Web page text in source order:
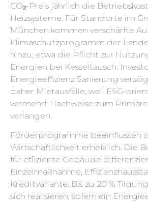
CO₂-Preis jährlich die
Heizsysteme. Für Standorte im
München kommen verschärfte
Klimaschutzprogramm der
hinzu, etwa die Pflicht zur
Energien bei Kesseltausch.
Energieeffizienz Sanierung
daher Mietausfälle, weil ESG-
vermehrt Nachweise zum
verlangen.
Förderprogramme beeinflussen
Wirtschaftlichkeit erheblich. Die
für effiziente Gebäude
Einzelmaßnahme,
Kreditvariante. Bis zu 20 %
sich realisieren, sofern ein